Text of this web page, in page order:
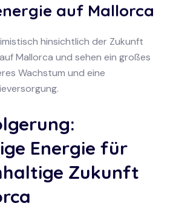
auf Mallorca
hinsichtlich der Zukunft
Mallorca und sehen ein großes
Wachstum und eine
Energie für
Zukunft